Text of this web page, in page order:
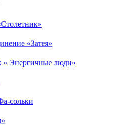
«Затея»
« Энергичные люди»
сольки